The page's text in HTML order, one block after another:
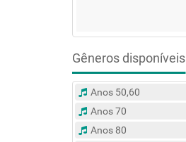
Gêneros disponíveis
Anos 50,60
Anos 70
Anos 80